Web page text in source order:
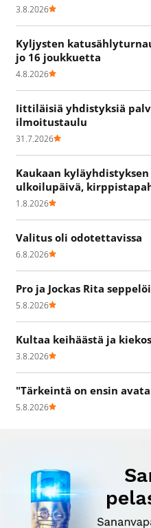
3.8.2026
Kyljysten
jo 16 joukkuetta
4.8.2026
Iittiläisiä yhdistyksiä
ilmoitustaulu
31.7.2026
Kaukaan
ulkoilupäivä,
1.8.2026
Valitus oli odotettavissa
6.8.2026
Pro ja Jockas Rita
5.8.2026
Kultaa keihäästä ja
3.8.2026
"Tärkeintä on ensin
5.8.2026